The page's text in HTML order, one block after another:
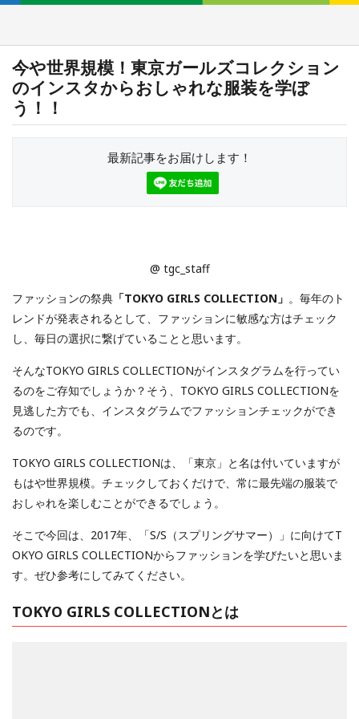
今や世界規模！東京ガールズコレクション
のインスタからおしゃれな服装を学ぼ
う！！
最新記事をお届けします！
@ tgc_staff
ファッションの祭典 「TOKYO GIRLS COLLECTION」 。毎年のト
レンドが発表されるとして、ファッションに敏感な方はチェック
し、毎日の選択に繋げていることと思います。
そんなTOKYO GIRLS COLLECTIONがインスタグラムを行ってい
るのをご存知でしょうか？そう、TOKYO GIRLS COLLECTIONを
見逃した方でも、インスタグラムでファッションチェックができ
るのです。
TOKYO GIRLS COLLECTIONは、「東京」と名は付いていますが
もはや世界規模。チェックしておくだけで、常に最先端の服装で
おしゃれを楽しむことができるでしょう。
そこで今回は、2017年、「S/S（スプリングサマー）」に向けてT
OKYO GIRLS COLLECTIONからファッションを学びたいと思いま
す。ぜひ参考にしてみてください。
TOKYO GIRLS COLLECTIONとは